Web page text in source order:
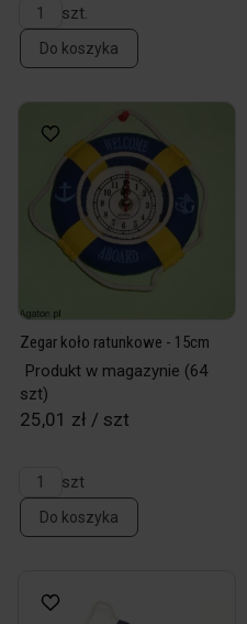
szt.
Do koszyka
Zegar koło ratunkowe - 15cm
Produkt w magazynie (64
szt)
25,01 zł / szt
szt
Do koszyka